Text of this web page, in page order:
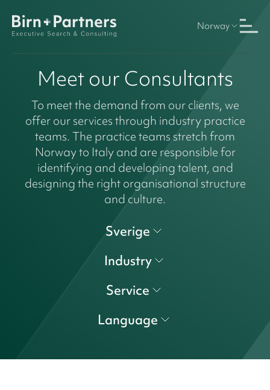
Norway
Meet our Consultants
To meet the demand from our clients, we
offer our services through industry practice
teams. The practice teams stretch from
Norway to Italy and are responsible for
identifying and developing talent, and
designing the right organisational structure
and culture.
Sverige
Industry
Service
Language